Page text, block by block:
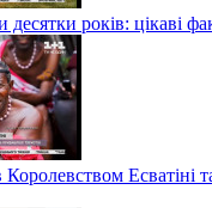
років: цікаві
Королевством Есватіні